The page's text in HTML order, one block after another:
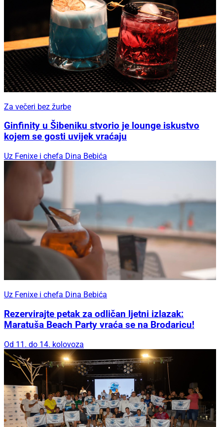
Za večeri bez žurbe
Ginfinity u Šibeniku stvorio je lounge iskustvo
kojem se gosti uvijek vraćaju
Uz Fenixe i chefa Dina Bebića
Uz Fenixe i chefa Dina Bebića
Rezervirajte petak za odličan ljetni izlazak:
Maratuša Beach Party vraća se na Brodaricu!
Od 11. do 14. kolovoza